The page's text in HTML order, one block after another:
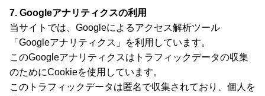
7. Googleアナリティクスの利用
当サイトでは、Googleによるアクセス解析ツール
「Googleアナリティクス」を利用しています。
このGoogleアナリティクスはトラフィックデータの収集
のためにCookieを使用しています。
このトラフィックデータは匿名で収集されており、個人を